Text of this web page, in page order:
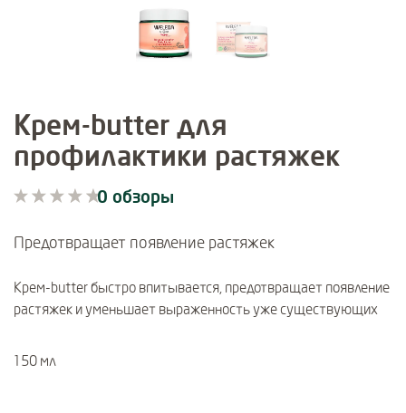
Крем-butter для
профилактики растяжек
Current rating: 0 out of 5 stars rated by 0 customers
0 обзоры
0 обзоры
Предотвращает появление растяжек
Крем-butter быстро впитывается, предотвращает появление
растяжек и уменьшает выраженность уже существующих
150 мл